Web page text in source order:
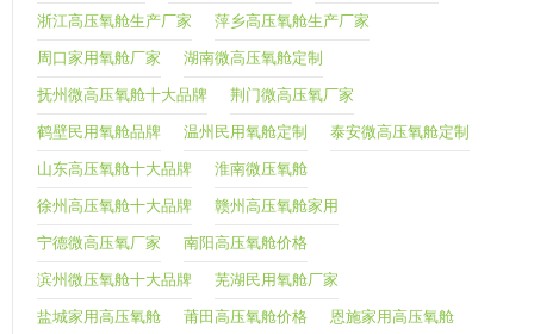
浙江高压氧舱生产厂家 萍乡高压氧舱生产厂家
周口家用氧舱厂家 湖南微高压氧舱定制
抚州微高压氧舱十大品牌 荆门微高压氧厂家
鹤壁民用氧舱品牌 温州民用氧舱定制 泰安微高压氧舱定制
山东高压氧舱十大品牌 淮南微压氧舱
徐州高压氧舱十大品牌 赣州高压氧舱家用
宁德微高压氧厂家 南阳高压氧舱价格
滨州微压氧舱十大品牌 芜湖民用氧舱厂家
盐城家用高压氧舱 莆田高压氧舱价格 恩施家用高压氧舱